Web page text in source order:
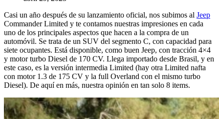
Casi un año después de su lanzamiento oficial, nos subimos al Jeep
Commander Limited y te contamos nuestras impresiones en cada
uno de los principales aspectos que hacen a la compra de un
automóvil. Se trata de un SUV del segmento C, con capacidad para
siete ocupantes. Está disponible, como buen Jeep, con tracción 4×4
y motor turbo Diesel de 170 CV. Llega importado desde Brasil, y en
este caso, es la versión intermedia Limited (hay otra Limited nafta
con motor 1.3 de 175 CV y la full Overland con el mismo turbo
Diesel). De aquí en más, nuestra opinión en tan solo 8 items.